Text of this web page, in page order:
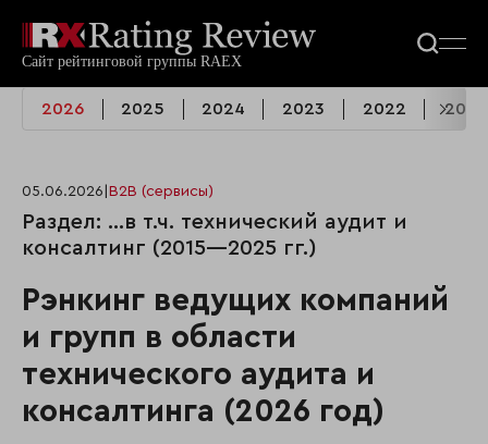
2026 2025 2024 2023 2022 2021
05.06.2026 B2B (сервисы)
Раздел: …в т.ч. технический аудит и
консалтинг (2015—2025 гг.)
Рэнкинг ведущих компаний
и групп в области
технического аудита и
консалтинга (2026 год)